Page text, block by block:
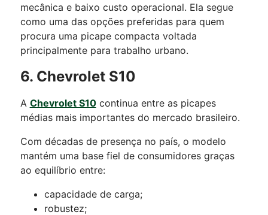
mecânica e baixo custo operacional. Ela segue
como uma das opções preferidas para quem
procura uma picape compacta voltada
principalmente para trabalho urbano.
6. Chevrolet S10
A Chevrolet S10continua entre as picapes
médias mais importantes do mercado brasileiro.
Com décadas de presença no país, o modelo
mantém uma base fiel de consumidores graças
ao equilíbrio entre:
capacidade de carga;
robustez;